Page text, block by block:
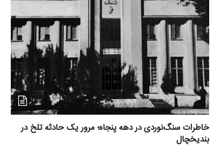
خاطرات سنگ‌نوردی در دهه پنجاه؛ مرور یک حادثه تلخ در
بندیخچال